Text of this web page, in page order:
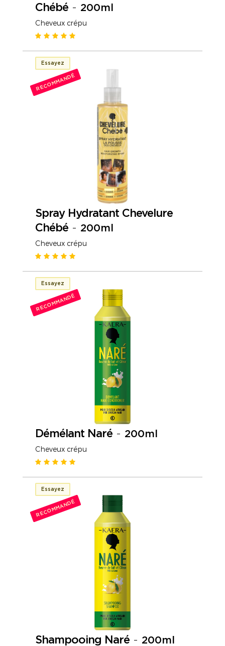
Chébé- 200ml
Cheveux crépu
Essayez
RECOMMANDÉ
Spray Hydratant Chevelure
Chébé- 200ml
Cheveux crépu
Essayez
RECOMMANDÉ
Démélant Naré- 200ml
Cheveux crépu
Essayez
RECOMMANDÉ
Shampooing Naré- 200ml